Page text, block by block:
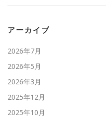
アーカイブ
2026年7月
2026年5月
2026年3月
2025年12月
2025年10月